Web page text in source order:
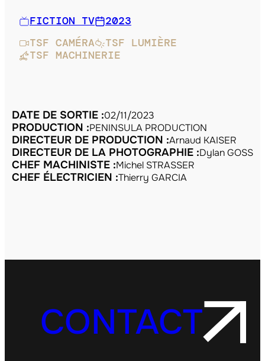
FICTION TV
2023
TSF CAMÉRA
TSF LUMIÈRE
TSF MACHINERIE
DATE DE SORTIE :02/11/2023
PRODUCTION :PENINSULA PRODUCTION
DIRECTEUR DE PRODUCTION :Arnaud KAISER
DIRECTEUR DE LA PHOTOGRAPHIE :Dylan GOSS
CHEF MACHINISTE :Michel STRASSER
CHEF ÉLECTRICIEN :Thierry GARCIA
CONTACT